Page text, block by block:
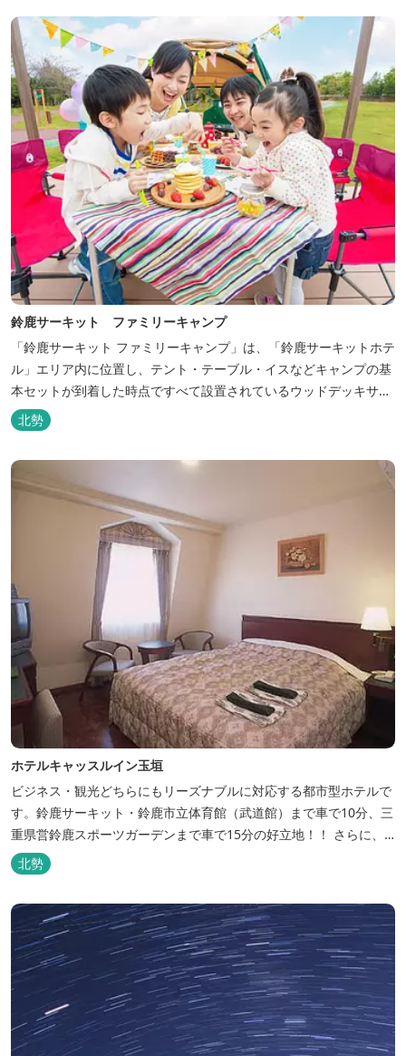
さま連れでも安心し...
鈴鹿サーキット ファミリーキャンプ
「鈴鹿サーキット ファミリーキャンプ」は、「鈴鹿サーキットホテ
ル」エリア内に位置し、テント・テーブル・イスなどキャンプの基
本セットが到着した時点ですべて設置されているウッドデッキサイ
トの他、初めてのキャンプでも安心して楽しめる設備が整ったキャ
ンプ場です。 さらに、手ぶらでキャンプをお楽しみいただけるよう
に夕食バーべキュー用の炭火セットなどのレンタル品や国産牛BBQ
セットなどの食材も事前にご...
北勢
ホテルキャッスルイン玉垣
ビジネス・観光どちらにもリーズナブルに対応する都市型ホテルで
す。鈴鹿サーキット・鈴鹿市立体育館（武道館）まで車で10分、三
重県営鈴鹿スポーツガーデンまで車で15分の好立地！！ さらに、
全檜造り貸切風呂や各種サービスでお待ち致しております。
北勢